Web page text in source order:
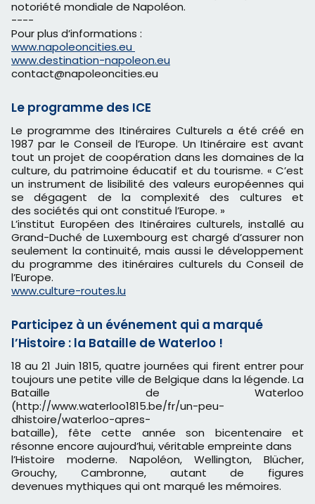
notoriété mondiale de Napoléon.
----
Pour plus d’informations :
www.napoleoncities.eu
www.destination-napoleon.eu
contact@napoleoncities.eu
Le programme des ICE
Le programme des Itinéraires Culturels a été créé en
1987 par le Conseil de l’Europe. Un Itinéraire est avant
tout un projet de coopération dans les domaines de la
culture, du patrimoine éducatif et du tourisme. « C’est
un instrument de lisibilité des valeurs européennes qui
se dégagent de la complexité des cultures et
des sociétés qui ont constitué l’Europe. »
L’institut Européen des Itinéraires culturels, installé au
Grand-Duché de Luxembourg est chargé d’assurer non
seulement la continuité, mais aussi le développement
du programme des itinéraires culturels du Conseil de
l’Europe.
www.culture-routes.lu
​Participez à un événement qui a marqué
l’Histoire : la Bataille de Waterloo !
18 au 21 Juin 1815, quatre journées qui firent entrer pour
toujours une petite ville de Belgique dans la légende. La
Bataille de Waterloo
(http://www.waterloo1815.be/fr/un-peu-
dhistoire/waterloo-apres-
bataille), fête cette année son bicentenaire et
résonne encore aujourd’hui, véritable empreinte dans
l’Histoire moderne. Napoléon, Wellington, Blücher,
Grouchy, Cambronne, autant de figures
devenues mythiques qui ont marqué les mémoires.